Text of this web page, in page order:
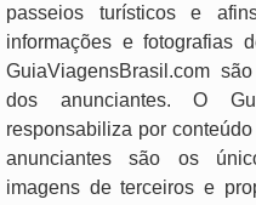
passeios turísticos e
informações e fotografias
GuiaViagensBrasil.com
dos anunciantes. O
responsabiliza por
anunciantes são os
imagens de terceiros e